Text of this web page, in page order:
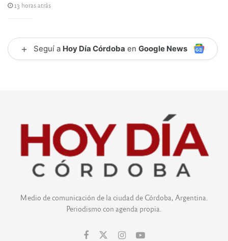
13 horas atrás
+ Seguí a Hoy Día Córdoba en Google News
Medio de comunicación de la ciudad de Córdoba, Argentina.
Periodismo con agenda propia.